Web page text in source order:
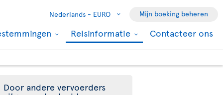
Nederlands - EURO Mijn boeking beheren
Reisinformatie Contacteer ons
Door andere vervoerders